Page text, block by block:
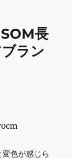
長
ラン
色が感じら